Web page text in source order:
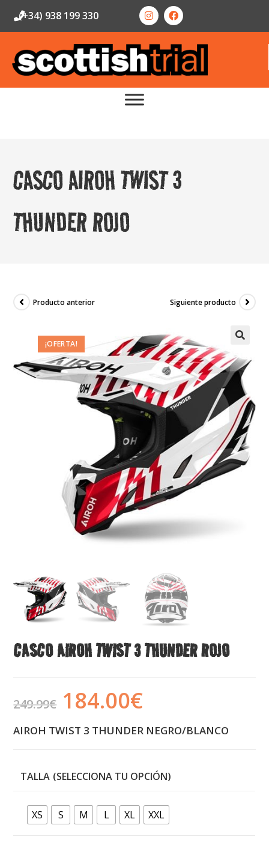
(+34) 938 199 330
CASCO AIROH TWIST 3
THUNDER ROJO
¡OFERTA!
Producto anterior Siguiente producto
CASCO AIROH TWIST 3 THUNDER ROJO
249.99€ 184.00€
AIROH TWIST 3 THUNDER NEGRO/BLANCO
TALLA
XS S M L XL XXL